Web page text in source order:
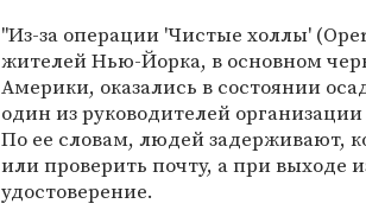
"Из-за операции 'Чистые холлы'
жителей Нью-Йорка, в основном
Америки, оказались в состоянии
один из руководителей
По ее словам, людей задерживают,
или проверить почту, а при выходе
удостоверение.